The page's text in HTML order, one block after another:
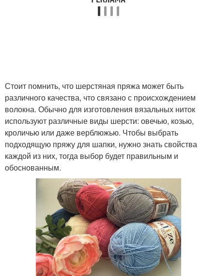
Стоит помнить, что шерстяная пряжа может быть
различного качества, что связано с происхождением
волокна. Обычно для изготовления вязальных ниток
используют различные виды шерсти: овечью, козью,
кроличью или даже верблюжью. Чтобы выбрать
подходящую пряжу для шапки, нужно знать свойства
каждой из них, тогда выбор будет правильным и
обоснованным.